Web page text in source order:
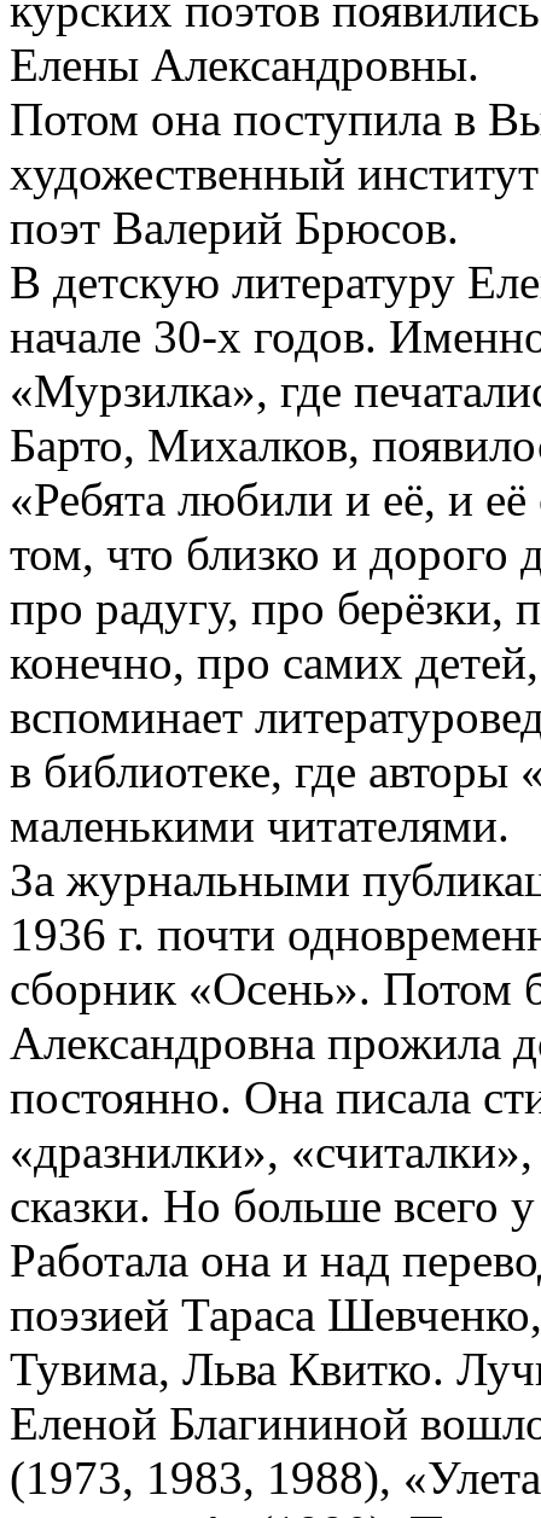
курских поэтов
Елены Александровны.
Потом она поступила в
художественный
поэт Валерий Брюсов.
В детскую литературу
начале 30-х годов.
«Мурзилка», где
Барто, Михалков,
«Ребята любили и её, и
том, что близко и дорого
про радугу, про берёзки,
конечно, про самих
вспоминает
в библиотеке, где
маленькими читателями.
За журнальными
1936 г. почти
сборник «Осень». Потом
Александровна прожила
постоянно. Она писала
«дразнилки»,
сказки. Но больше всего
Работала она и над
поэзией Тараса
Тувима, Льва Квитко.
Еленой Благининой
(1973, 1983, 1988),